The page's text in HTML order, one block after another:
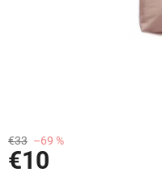
€33 –69 %
€10